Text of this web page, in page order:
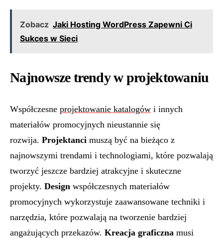
Zobacz Jaki Hosting WordPress Zapewni Ci
Sukces w Sieci
Najnowsze trendy w projektowaniu
Współczesne projektowanie katalogów i innych
materiałów promocyjnych nieustannie się
rozwija. Projektanci muszą być na bieżąco z
najnowszymi trendami i technologiami, które pozwalają
tworzyć jeszcze bardziej atrakcyjne i skuteczne
projekty. Design współczesnych materiałów
promocyjnych wykorzystuje zaawansowane techniki i
narzędzia, które pozwalają na tworzenie bardziej
angażujących przekazów. Kreacja graficzna musi